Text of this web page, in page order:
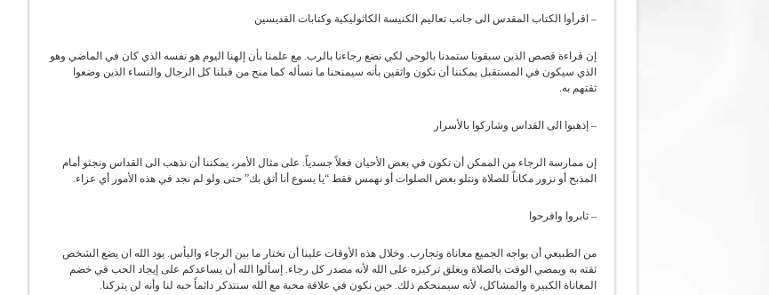
– اقرأوا الكتاب المقدس الى جانب تعاليم الكنيسة الكاثوليكية وكتابات القديسين
إن قراءة قصص الذين سبقونا ستمدنا بالوحي لكي نضع رجاءنا بالرب. مع علمنا بأن إلهنا اليوم هو نفسه الذي كان في الماضي وهو
الذي سيكون في المستقبل يمكننا أن نكون واثقين بأنه سيمنحنا ما نسأله كما منح من قبلنا كل الرجال والنساء الذين وضعوا
ثقتهم به.
– إذهبوا الى القداس وشاركوا بالأسرار
إن ممارسة الرجاء من الممكن أن تكون في بعض الأحيان فعلاً جسدياً. على مثال الأمر، يمكننا أن نذهب الى القداس ونجثو أمام
المذبح أو نزور مكاناً للصلاة ونتلو بعض الصلوات أو نهمس فقط “يا يسوع أنا أثق بك” حتى ولو لم نجد في هذه الأمور أي عزاء.
– ثابروا وافرحوا
من الطبيعي أن يواجه الجميع معاناة وتجارب. وخلال هذه الأوقات علينا أن نختار ما بين الرجاء واليأس. يود الله ان يضع الشخص
ثقته به ويمضي الوقت بالصلاة ويعلق تركيزه على الله لأنه مصدر كل رجاء. إسألوا الله أن يساعدكم على إيجاد الحب في خضم
المعاناة الكبيرة والمشاكل، لأنه سيمنحكم ذلك. حين نكون في علاقة محبة مع الله سنتذكر دائماً حبه لنا وأنه لن يتركنا.